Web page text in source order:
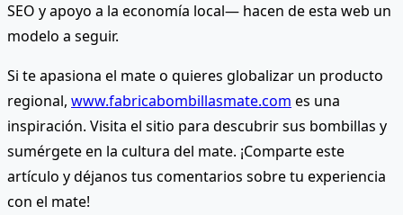
SEO y apoyo a la economía local— hacen de esta web un
modelo a seguir.
Si te apasiona el mate o quieres globalizar un producto
regional, www.fabricabombillasmate.com es una
inspiración. Visita el sitio para descubrir sus bombillas y
sumérgete en la cultura del mate. ¡Comparte este
artículo y déjanos tus comentarios sobre tu experiencia
con el mate!